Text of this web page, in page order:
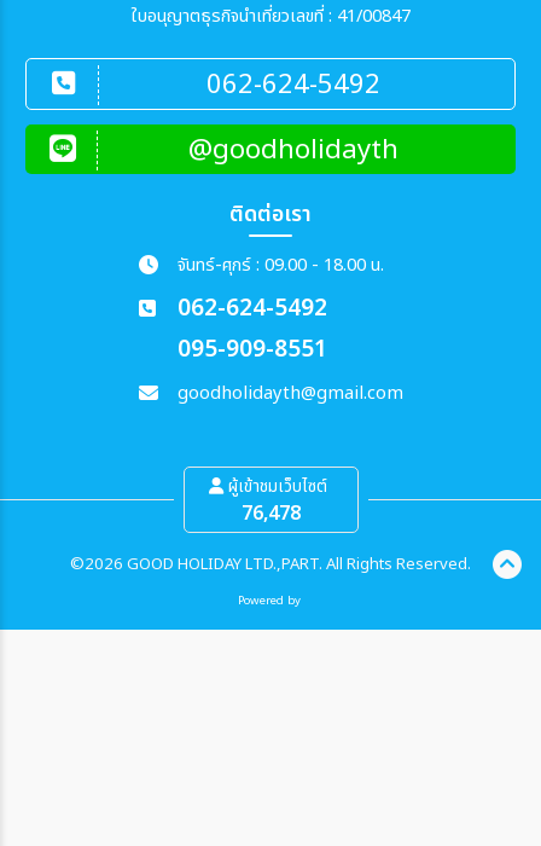
ใบอนุญาตธุรกิจนำเที่ยวเลขที่ : 41/00847
062-624-5492
@goodholidayth
ติดต่อเรา
จันทร์-ศุกร์ : 09.00 - 18.00 น.
062-624-5492
095-909-8551
goodholidayth@gmail.com
ผู้เข้าชมเว็บไซต์
76,478
©2026 GOOD HOLIDAY LTD.,PART. All Rights Reserved.
Powered by